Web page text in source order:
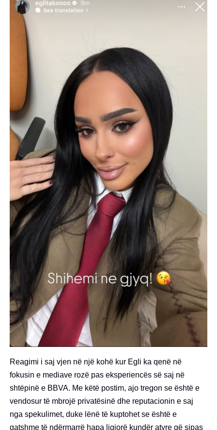
Reagimi i saj vjen në një kohë kur Egli ka qenë në
fokusin e mediave rozë pas eksperiencës së saj në
shtëpinë e BBVA. Me këtë postim, ajo tregon se është e
vendosur të mbrojë privatësinë dhe reputacionin e saj
nga spekulimet, duke lënë të kuptohet se është e
gatshme të ndërmarrë hapa ligjorë kundër atyre që sipas